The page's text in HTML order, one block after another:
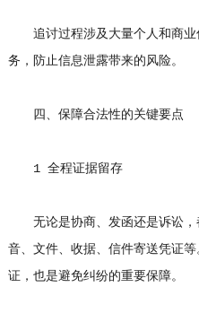
追讨过程涉及大量个人和商业
务，防止信息泄露带来的风险。
四、保障合法性的关键要点
1 全程证据留存
无论是协商、发函还是诉讼，
音、文件、收据、信件寄送凭证
证，也是避免纠纷的重要保障。